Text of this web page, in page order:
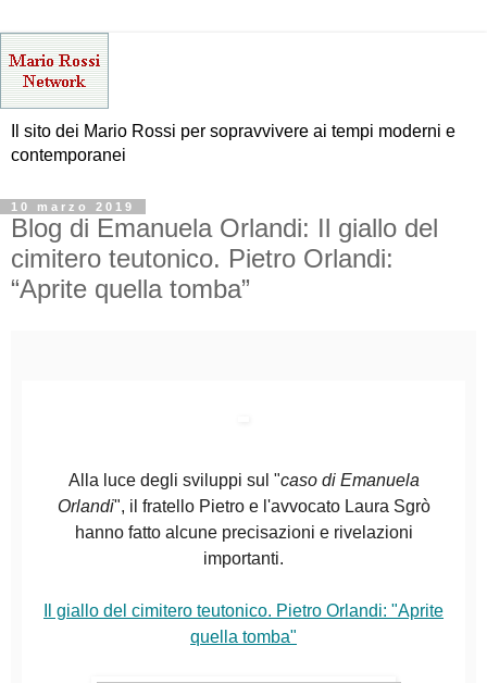
Il sito dei Mario Rossi per sopravvivere ai tempi moderni e
contemporanei
10 marzo 2019
Blog di Emanuela Orlandi: Il giallo del
cimitero teutonico. Pietro Orlandi:
“Aprite quella tomba”
Alla luce degli sviluppi sul "caso di Emanuela
Orlandi", il fratello Pietro e l'avvocato Laura Sgrò
hanno fatto alcune precisazioni e rivelazioni
importanti.
Il giallo del cimitero teutonico. Pietro Orlandi: "Aprite
quella tomba"